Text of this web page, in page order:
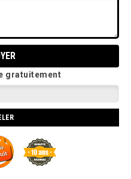
gratuitement